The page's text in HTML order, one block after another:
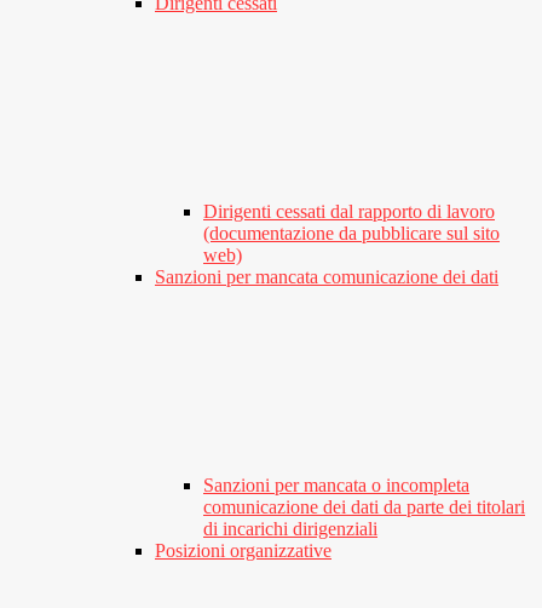
Dirigenti cessati dal rapporto di lavoro
(documentazione da pubblicare sul sito
web)
Sanzioni per mancata comunicazione dei dati
Sanzioni per mancata o incompleta
comunicazione dei dati da parte dei titolari
di incarichi dirigenziali
Posizioni organizzative